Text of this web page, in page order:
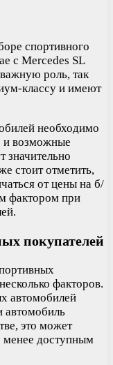
спортивного
с Mercedes SL
роль, так
классу и имеют
необходимо
и возможные
значительно
стоит отметить,
от цены на б/
фактором при
покупателей
факторов.
автомобилей
автомобиль
это может
менее доступным